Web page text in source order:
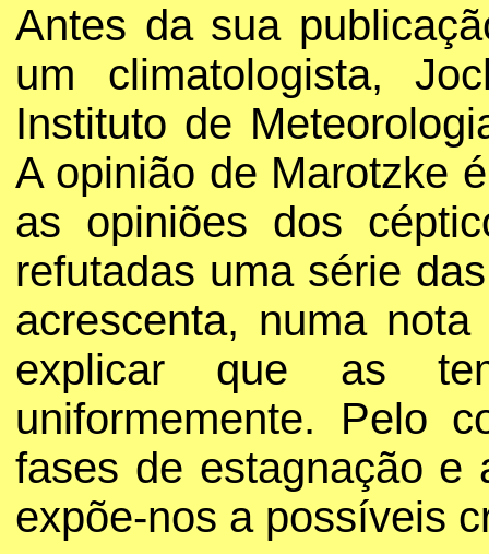
Antes da sua
um climatologista,
Instituto de
A opinião de Marotzke
as opiniões dos
refutadas uma série
acrescenta, numa
explicar que as
uniformemente. Pelo
fases de estagnação e
expõe-nos a possíveis